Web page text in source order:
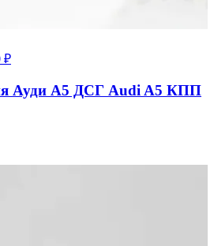
₽
Ауди А5 ДСГ Audi A5 КПП